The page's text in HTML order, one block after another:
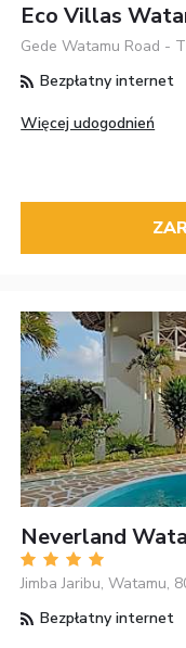
Eco Villas
Gede Watamu Road -
Bezpłatny internet
Więcej udogodnień
Neverland
Jimba Jaribu, Watamu,
Bezpłatny internet